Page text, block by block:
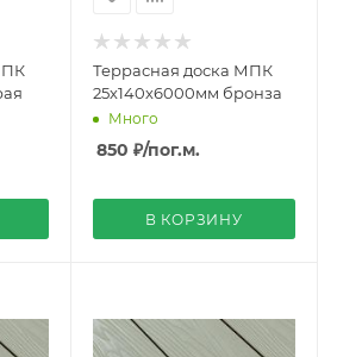
Террасная доска МПК
25х140х6000мм бронза
Много
850 ₽/пог.м.
В КОРЗИНУ